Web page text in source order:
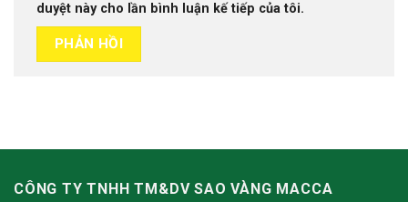
duyệt này cho lần bình luận kế tiếp của tôi.
CÔNG TY TNHH TM&DV SAO VÀNG MACCA